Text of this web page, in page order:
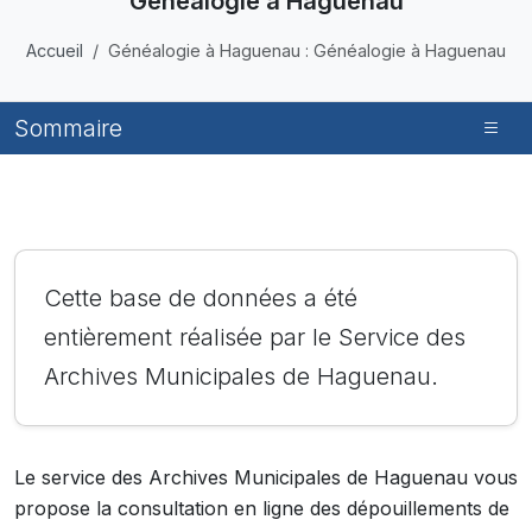
Accueil Généalogie à Haguenau : Généalogie à Haguenau
Sommaire
Cette base de données a été
entièrement réalisée par le Service des
Archives Municipales de Haguenau.
Le service des Archives Municipales de Haguenau vous
propose la consultation en ligne des dépouillements de